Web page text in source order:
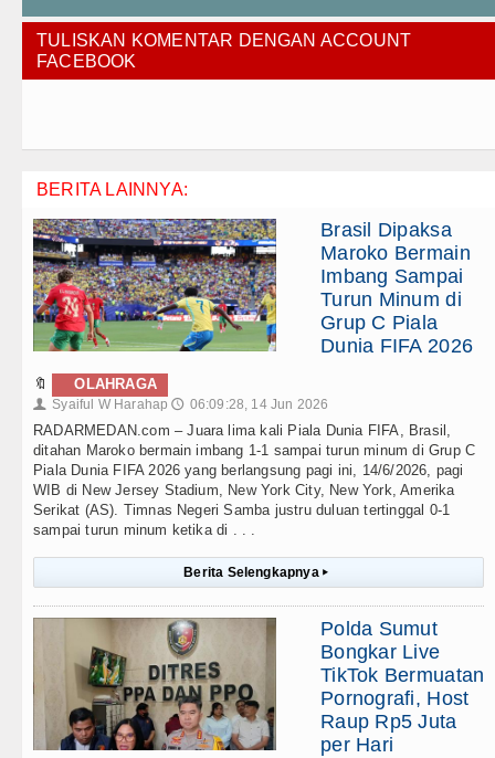
TULISKAN KOMENTAR DENGAN ACCOUNT
FACEBOOK
BERITA LAINNYA:
Brasil Dipaksa
Maroko Bermain
Imbang Sampai
Turun Minum di
Grup C Piala
Dunia FIFA 2026
🔖 OLAHRAGA
👤 Syaiful W Harahap 🕔 06:09:28, 14 Jun 2026
RADARMEDAN.com – Juara lima kali Piala Dunia FIFA, Brasil,
ditahan Maroko bermain imbang 1-1 sampai turun minum di Grup C
Piala Dunia FIFA 2026 yang berlangsung pagi ini, 14/6/2026, pagi
WIB di New Jersey Stadium, New York City, New York, Amerika
Serikat (AS). Timnas Negeri Samba justru duluan tertinggal 0-1
sampai turun minum ketika di . . .
Berita Selengkapnya ▸
Polda Sumut
Bongkar Live
TikTok Bermuatan
Pornografi, Host
Raup Rp5 Juta
per Hari